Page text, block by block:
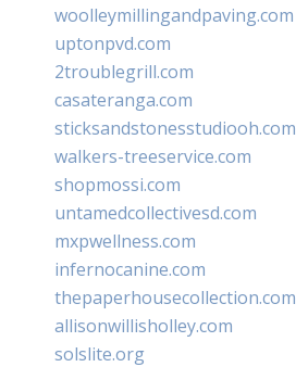
woolleymillingandpaving.com
uptonpvd.com
2troublegrill.com
casateranga.com
sticksandstonesstudiooh.com
walkers-treeservice.com
shopmossi.com
untamedcollectivesd.com
mxpwellness.com
infernocanine.com
thepaperhousecollection.com
allisonwillisholley.com
solslite.org